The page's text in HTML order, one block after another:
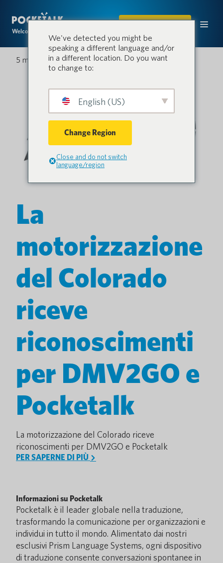
Welcome to the conversation.
ACQUISTARE
5 maggio 2023
La
motorizzazione
del Colorado
riceve
riconoscimenti
per DMV2GO e
Pocketalk
La motorizzazione del Colorado riceve
riconoscimenti per DMV2GO e Pocketalk
PER SAPERNE DI PIÙ
Informazioni su Pocketalk
Pocketalk è il leader globale nella traduzione,
trasformando la comunicazione per organizzazioni e
individui in tutto il mondo. Alimentato dai nostri
esclusivi Prism Language Systems, ogni dispositivo
di traduzione consente conversazioni spontanee in
We've detected you might be
speaking a different language and/or
in a different location. Do you want
to change to:
English (US)
Change Region
Close and do not switch
language/region